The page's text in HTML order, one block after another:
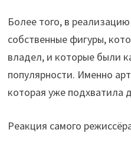
Более того, в
собственные фигуры,
владел, и которые были
популярности. Именно
которая уже подхватила
Реакция самого